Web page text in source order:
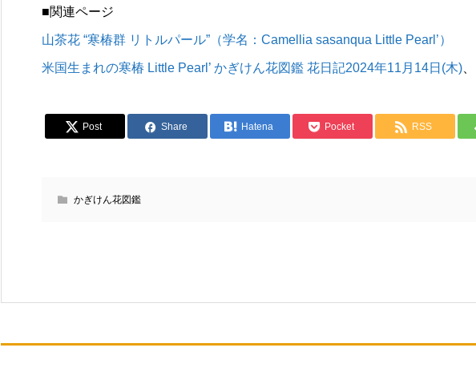
■関連ページ
山茶花 “寒椿群 リトルパール”（学名：Camellia sasanqua Little Pearl’）
米国生まれの寒椿 Little Pearl’ かぎけん花図鑑 花日記2024年11月14日(木)
Post Share Hatena Pocket RSS
かぎけん花図鑑